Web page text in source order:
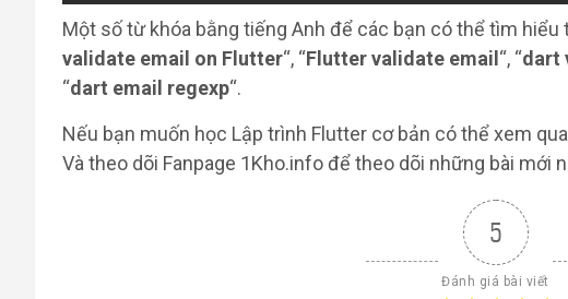
Một số từ khóa bằng tiếng Anh để các bạn có thể tìm hiểu
validate email on Flutter“, “Flutter validate email “, “dart
“dart email regexp“.
Nếu bạn muốn học Lập trình Flutter cơ bản có thể xem qua
Và theo dõi Fanpage 1Kho.info để theo dõi những bài mới
5
Đánh giá bài viết